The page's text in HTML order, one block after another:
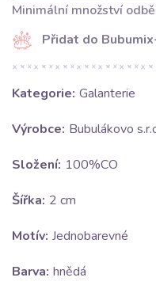
Minimální množství
Přidat do
Kategorie: Galanterie
Výrobce: Bubulákovo
Složení: 100%CO
Šířka: 2 cm
Motív: Jednobarevné
Barva: hnědá